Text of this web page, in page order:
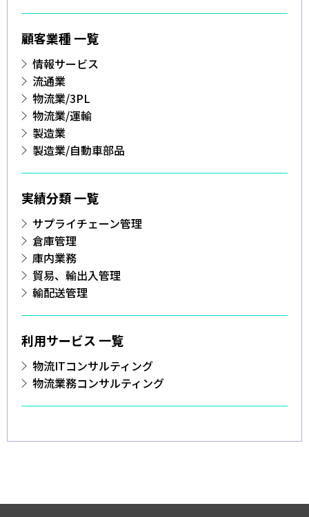
顧客業種 一覧
情報サービス
流通業
物流業/3PL
物流業/運輸
製造業
製造業/自動車部品
実績分類 一覧
サプライチェーン管理
倉庫管理
庫内業務
貿易、輸出入管理
輸配送管理
利用サービス 一覧
物流ITコンサルティング
物流業務コンサルティング